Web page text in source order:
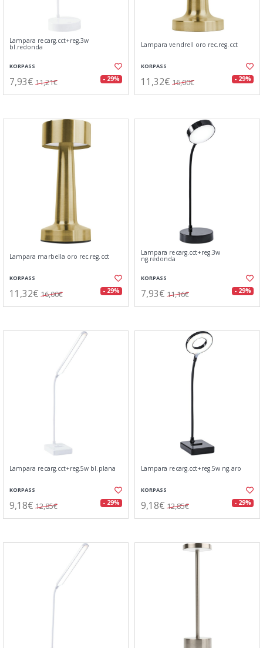
Lampara recarg.cct+reg.3w
bl.redonda
KORPASS
7,93€ 11,21€ - 29%
Lampara vendrell oro rec.reg.cct
KORPASS
11,32€ 16,00€ - 29%
Lampara marbella oro rec.reg.cct
KORPASS
11,32€ 16,00€ - 29%
Lampara recarg.cct+reg.3w
ng.redonda
KORPASS
7,93€ 11,16€ - 29%
Lampara recarg.cct+reg.5w bl.plana
KORPASS
9,18€ 12,85€ - 29%
Lampara recarg.cct+reg.5w ng.aro
KORPASS
9,18€ 12,85€ - 29%